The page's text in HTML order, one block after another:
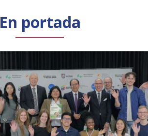
En portada